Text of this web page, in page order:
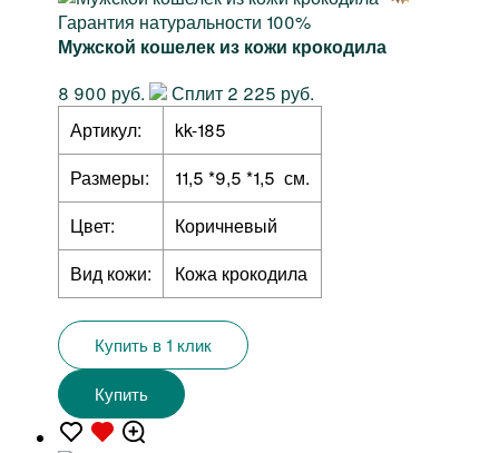
Гарантия натуральности 100%
Мужской кошелек из кожи крокодила
8 900 руб.
Сплит 2 225 руб.
Артикул:
kk-185
Размеры:
11,5 *9,5 *1,5 см.
Цвет:
Коричневый
Вид кожи:
Кожа крокодила
Купить в 1 клик
Купить